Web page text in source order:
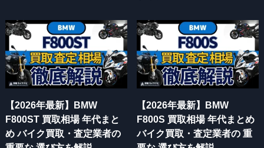
【2026年最新】BMW
F800ST 買取相場 年代まと
め バイク買取・査定業者の
【2026年最新】BMW
F800S 買取相場 年代まとめ
バイク買取・査定業者の 重